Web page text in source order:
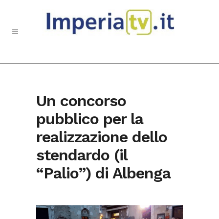
Un concorso
pubblico per la
realizzazione dello
stendardo (il
“Palio”) di Albenga